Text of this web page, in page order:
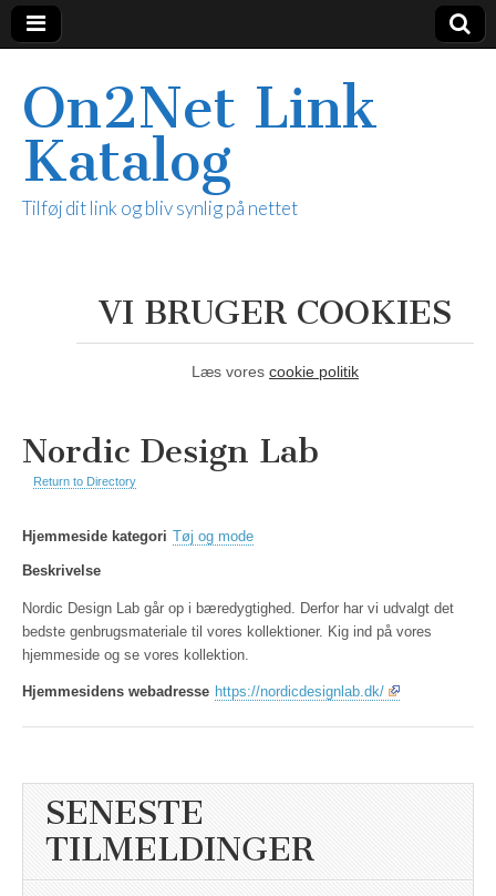
On2Net Link
Katalog
Tilføj dit link og bliv synlig på nettet
VI BRUGER COOKIES
Læs vores cookie politik
Nordic Design Lab
Return to Directory
Hjemmeside kategori Tøj og mode
Beskrivelse
Nordic Design Lab går op i bæredygtighed. Derfor har vi udvalgt det
bedste genbrugsmateriale til vores kollektioner. Kig ind på vores
hjemmeside og se vores kollektion.
Hjemmesidens webadresse https://nordicdesignlab.dk/
SENESTE
TILMELDINGER